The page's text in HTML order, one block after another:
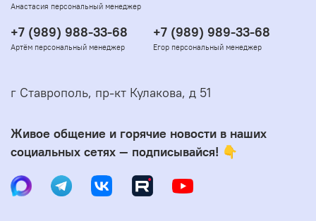
Анастасия персональный менеджер
+7 (989) 988-33-68
Артём персональный менеджер
+7 (989) 989-33-68
Егор персональный менеджер
г Ставрополь, пр-кт Кулакова, д 51
Живое общение и горячие новости в наших
социальных сетях — подписывайся! 👇